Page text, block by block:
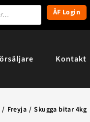
ÅF Login
Kontakt
Freyja Skugga bitar 4kg